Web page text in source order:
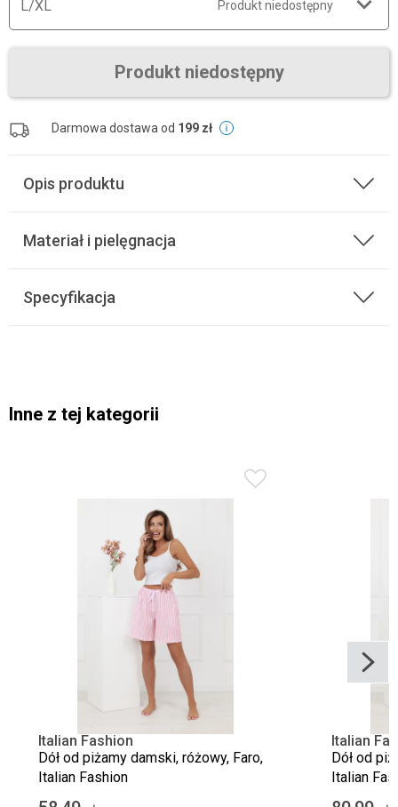
L/XL Produkt niedostępny
Produkt niedostępny
Darmowa dostawa od 199 zł
Opis produktu
Materiał i pielęgnacja
Specyfikacja
Inne z tej kategorii
Italian Fashion
Dół od piżamy damski, różowy, Faro,
Italian Fashion
Italian
Dół od
Italian